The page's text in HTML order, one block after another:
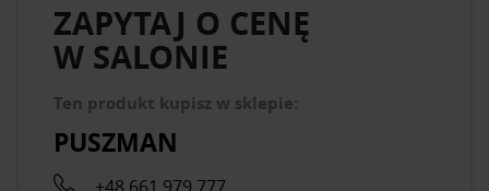
ZAPYTAJ O CENĘ
W SALONIE
Ten produkt kupisz w sklepie:
PUSZMAN